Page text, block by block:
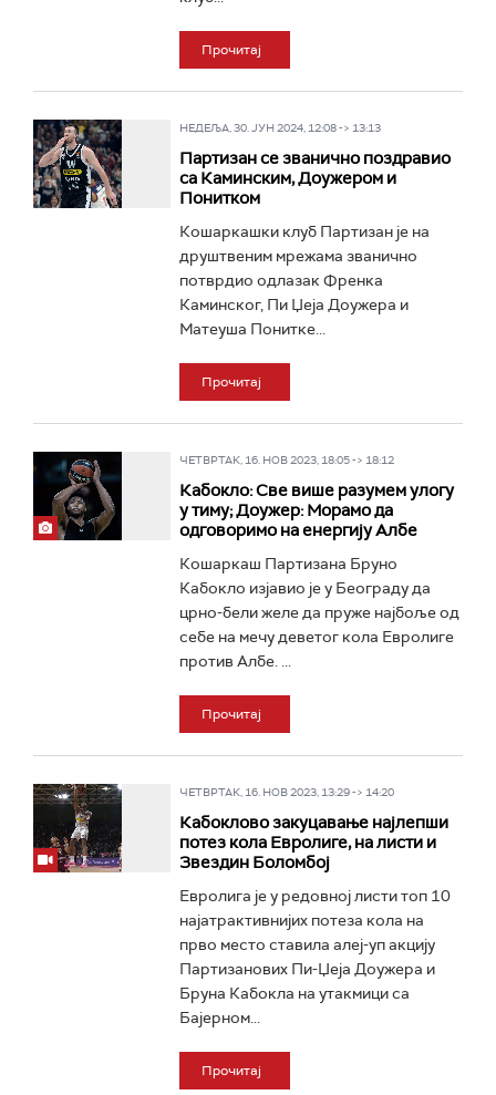
Прочитај
НЕДЕЉА, 30. ЈУН 2024, 12:08 -> 13:13
Партизан се званично поздравио
са Каминским, Доужером и
Понитком
Кошаркашки клуб Партизан је на
друштвеним мрежама званично
потврдио одлазак Френка
Каминског, Пи Џеја Доужера и
Матеуша Понитке...
Прочитај
ЧЕТВРТАК, 16. НОВ 2023, 18:05 -> 18:12
Кабокло: Све више разумем улогу
у тиму; Доужер: Морамо да
одговоримо на енергију Албе
Кошаркаш Партизана Бруно
Кабокло изјавио је у Београду да
црно-бели желе да пруже најбоље од
себе на мечу деветог кола Евролиге
против Албе. ...
Прочитај
ЧЕТВРТАК, 16. НОВ 2023, 13:29 -> 14:20
Кабоклово закуцавање најлепши
потез кола Евролиге, на листи и
Звездин Боломбој
Евролига је у редовној листи топ 10
најатрактивнијих потеза кола на
прво место ставила алеј-уп акцију
Партизанових Пи-Џеја Доужера и
Бруна Кабокла на утакмици са
Бајерном...
Прочитај